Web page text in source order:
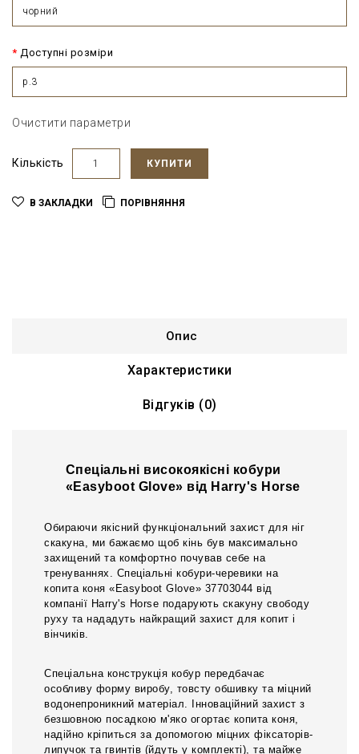
чорний
Доступні розміри
р.3
Очистити параметри
Кількість КУПИТИ
В ЗАКЛАДКИ ПОРІВНЯННЯ
Опис
Характеристики
Відгуків (0)
Спеціальні високоякісні кобури
«Easyboot Glove» від Harry's Horse
Обираючи якісний функціональний захист для ніг
скакуна, ми бажаємо щоб кінь був максимально
захищений та комфортно почував себе на
тренуваннях. Спеціальні кобури-черевики на
копита коня «Easyboot Glove» 37703044 від
компанії Harry's Horse подарують скакуну свободу
руху та нададуть найкращий захист для копит і
вінчиків.
Спеціальна конструкція кобур передбачає
особливу форму виробу, товсту обшивку та міцний
водонепроникний матеріал. Інноваційний захист з
безшовною посадкою м'яко огортає копита коня,
надійно кріпиться за допомогою міцних фіксаторів-
липучок та гвинтів (йдуть у комплекті), та майже